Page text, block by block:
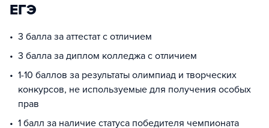
ЕГЭ
3 балла за аттестат с отличием
3 балла за диплом колледжа с отличием
1-10 баллов за результаты олимпиад и творческих
конкурсов, не используемые для получения особых
прав
1 балл за наличие статуса победителя чемпионата